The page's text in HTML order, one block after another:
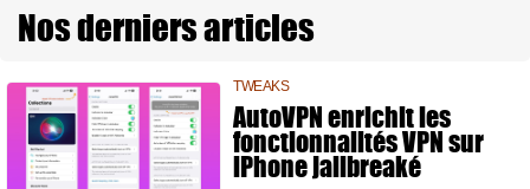
Nos derniers articles
TWEAKS
AutoVPN enrichit les
fonctionnalités VPN sur
iPhone jailbreaké